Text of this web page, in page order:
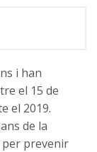
i han
el 15 de
el 2019.
de la
per prevenir